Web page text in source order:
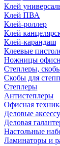
Клей
Клей ПВА
Клей-роллер
Клей
Клей-карандаш
Клеевые
Ножницы
Степлеры,
Скобы для
Степлеры
Антистеплеры
Офисная
Деловые
Деловая
Настольные
Ламинаторы и